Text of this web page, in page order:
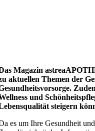
Magazin
aktuellen Themen der
und
steigern
es um Ihre Gesundheit